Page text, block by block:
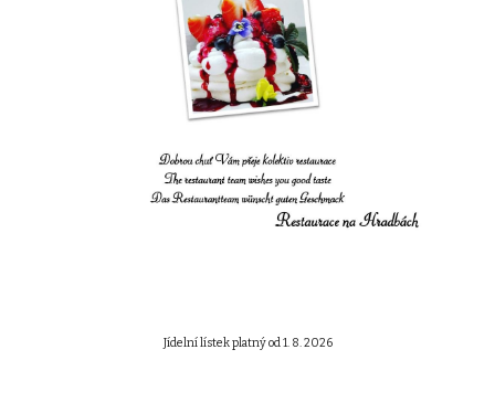
Jídelní lístek platný od 1. 8. 2026